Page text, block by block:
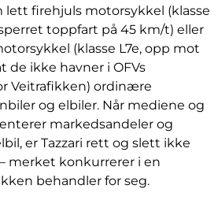
firehjuls motorsykkel (klasse
toppfart på 45 km/t) eller
(klasse L7e, opp mot
de ikke havner i OFVs
Veitrafikken) ordinære
og elbiler. Når mediene og
markedsandeler og
er Tazzari rett og slett ikke
merket konkurrerer i en
behandler for seg.